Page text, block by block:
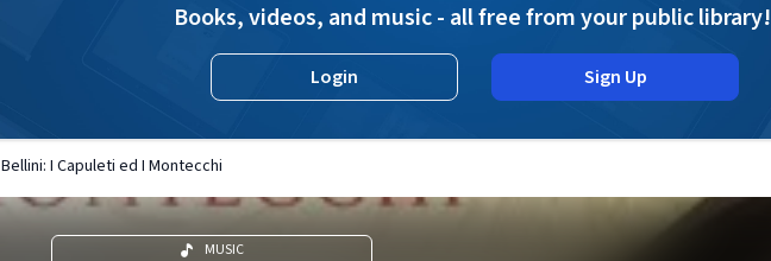
Books, videos, and music - all free from your public library!
Login Sign Up
Bellini: I Capuleti ed I Montecchi
MUSIC